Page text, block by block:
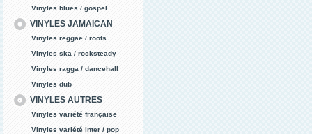
Vinyles blues / gospel
VINYLES JAMAICAN
Vinyles reggae / roots
Vinyles ska / rocksteady
Vinyles ragga / dancehall
Vinyles dub
VINYLES AUTRES
Vinyles variété française
Vinyles variété inter / pop